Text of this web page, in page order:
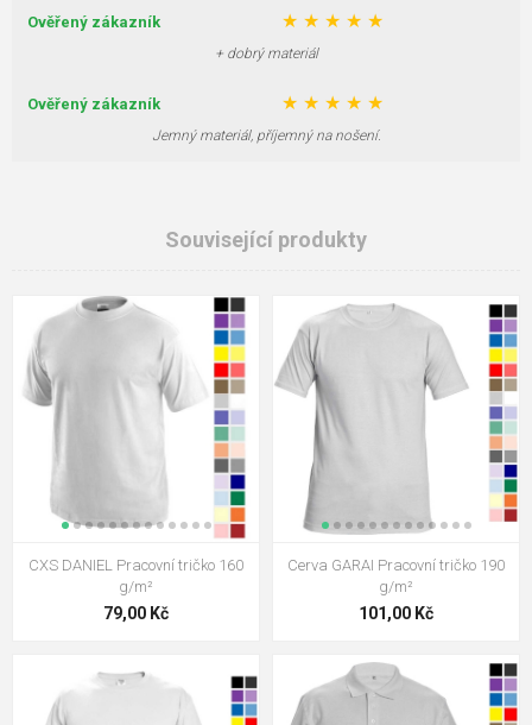
Ověřený zákazník ★ ★ ★ ★ ★
+ dobrý materiál
Ověřený zákazník ★ ★ ★ ★ ★
Jemný materiál, příjemný na nošení.
Související produkty
CXS DANIEL Pracovní tričko 160
g/m²
79,00 Kč
Cerva GARAI Pracovní tričko 190
g/m²
101,00 Kč